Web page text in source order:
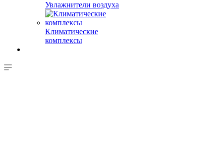
Увлажнители воздуха
Климатические
комплексы